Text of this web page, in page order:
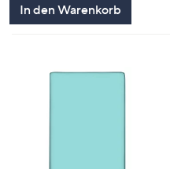
In den Warenkorb